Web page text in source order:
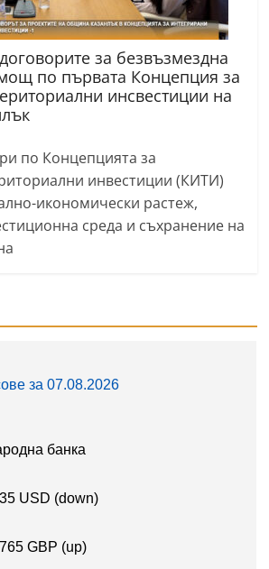
за безвъзмездна
по първата Концепция за
инсвестиции на
по Концепцията за
инвестиции (КИТИ)
икономически растеж,
среда и съхранение на